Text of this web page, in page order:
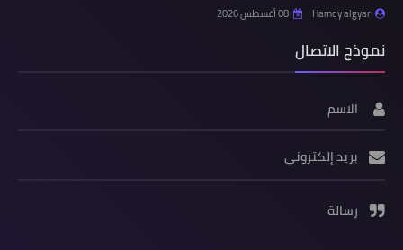
Hamdy algyar 08 أغسطس 2026
نموذج الاتصال
الاسم
بريد إلكتروني
رسالة